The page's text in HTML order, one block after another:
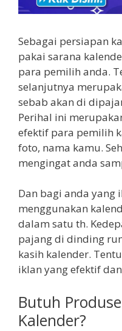
Sebagai persiapan
pakai sarana
para pemilih anda.
selanjutnya
sebab akan di
Perihal ini
efektif para pemilih
foto, nama kamu.
mengingat anda
Dan bagi anda yang
menggunakan
dalam satu th.
pajang di dinding
kasih kalender.
iklan yang efektif
Butuh
Kalender?